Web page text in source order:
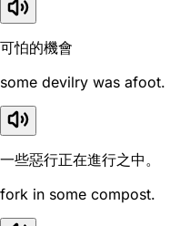
可怕的機會
some devilry was afoot.
一些惡行正在進行之中。
fork in some compost.